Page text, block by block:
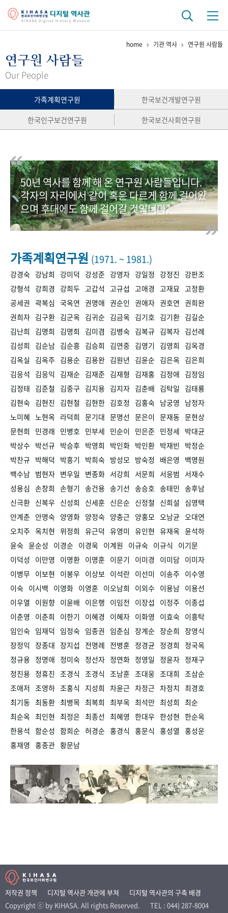
걸어온 길 기관 변천사
연구 역사
정책과 연구 키워드로 보는 연구 역사
연구자들
간행물 변천사
기록물 아카이브
사진 아카이브 문서 기록물 행정박물 영상 기록물
50+1주년 기념
+1
VR 역사관
home 기관 역사 연구원 사람들
연구원 사람들
Our People
가족계획연구원
한국보건개발연구원
한국인구보건연구원
한국보건사회연구원
50년 역사를 함께 해 온 연구원 사람들입니다.
각자의 자리에서 같이 혹은 다르게 함께 걸어왔
으며 후대에도 함께 걸어갈 것입니다.
가족계획연구원 (1971. ~ 1981.)
강경숙 강남희 강미덕 강성준 강영자 강일정 강정진
강판조
강형석
강희경 강희두 고갑석 고규섭 고애경 고재묘 고정환
공세권 곽복심 국옥연 권명애 권순인 권애자 권호연 권희완
권희자 김구환 김군옥 김귀순 김금옥 김기호 김기환 김길순
김난희
김명희 김명희 김미겸 김병숙 김복규 김복자 김선례
김성희
김순남 김순흥 김승희 김연중 김영기 김영희
김옥경
김옥실
김옥주 김용순 김용완 김원년 김윤순 김은옥 김은희
김응석
김응익 김재순 김재준 김재형 김재홍 김정애 김정임
김정태 김준철 김중구 김지용 김지자 김춘배 김탁일
김태룡
김현숙 김현진 김현철 김현한 김호정 김홍숙 남궁영
남정자
노미혜 노현옥 라덕희 문기대 문명선 문은이 문재동 문현상
문현희
민경래 민병호 민부세 민순이 민은준 민정세 박대균
박상수 박선규 박승후 박영희 박인화 박인환 박재빈
박정순
박찬규 박해덕 박흥기 박희숙 방성모 방숙정 배은영
백명원
백수남 범현자 변우일 변종화 서강희 서문희 서응범
서재수
성용심 손창희 손형기 송건용 송기선 송승호 송태민 송후남
신극환 신복우 신성희 신세훈 신은순 신정철 신희설
심영택
안계춘 안명숙 양영화 양정숙 양충근 양홍모 오남균 오대연
오치주 옥치현 위정희 유근덕 유영미 유인현 유재옥 윤석하
윤숙 윤순성 이경순 이경욱 이계원 이규숙 이규식
이기문
이덕성
이만영 이명환 이명훈 이문기 이미경 이미담 이미자
이병무 이보현 이봉우 이상보 이석란 이선미 이송주 이수영
이숙 이시백 이영화 이영훈 이오남희 이외수 이용남 이용선
이우열
이원향 이윤배 이은행 이임전 이장섭 이정주 이종섭
이춘영
이춘희 이한기 이혜경 이혜자 이화영 이효숙 이흥탁
임인숙 임재덕 임정숙 임종권 임춘심 장계순 장순희 장영식
장정익 장종대 장지섭 전명례 전병훈 정경균 정경희
정국옥
정규용 정명애 정미숙 정선자 정연화 정영일 정윤자 정재구
정진용 정휴진 조경식 조경식 조남훈 조대웅 조대희 조삼순
조애저 조영하 조홍식 지성희 차윤근 차정근 차정치 최경호
최기동 최동환 최병목 최복희 최부옥 최석만 최성희 최순
최순옥 최인현 최정은 최종선 최혜영 한대우 한성현 한순옥
한용석 함순성 함희순 허경순 홍경식 홍문식 홍성열 홍성운
홍재영 홍종관 황문남
저작권 정책 디지털 역사관 개관에 부쳐
디지털 역사관의 구축 배경
Copyright ⓒ by KIHASA. All rights Reserved.
TEL : 044) 287-8004